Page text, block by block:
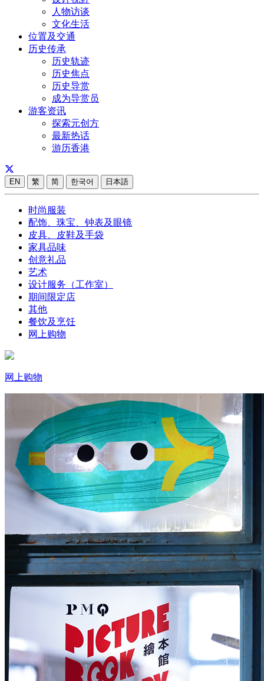
人物访谈
文化生活
位置及交通
历史传承
历史轨迹
历史焦点
历史导赏
成为导赏员
游客资讯
探索元创方
最新热话
游历香港
EN 繁 简 한국어 日本語
时尚服装
配饰、珠宝、钟表及眼镜
皮具、皮鞋及手袋
家具品味
创意礼品
艺术
设计服务（工作室）
期间限定店
其他
餐饮及烹饪
网上购物
网上购物